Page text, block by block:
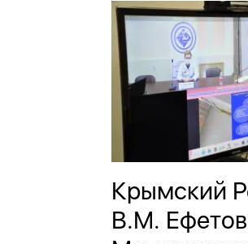
Крымский
В.М.